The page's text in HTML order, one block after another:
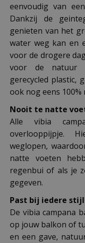
eenvoudig van
Dankzij de
genieten van het
water weg kan en
voor de drogere
voor de natuur
gerecycled plastic,
ook nog eens 100%
Nooit te natte
Alle vibia
overlooppijpje.
weglopen,
natte voeten
regenbui of als je
gegeven.
Past bij iedere
De vibia campana
op jouw balkon of
en een gave,